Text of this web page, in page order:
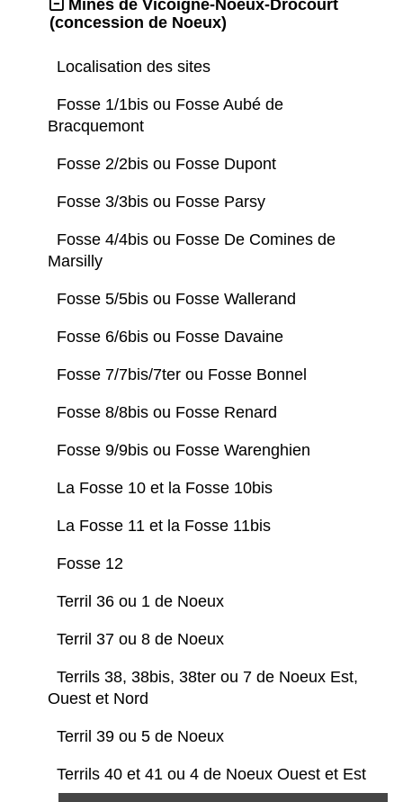
Mines de Vicoigne-Noeux-Drocourt
(concession de Noeux)
Localisation des sites
Fosse 1/1bis ou Fosse Aubé de
Bracquemont
Fosse 2/2bis ou Fosse Dupont
Fosse 3/3bis ou Fosse Parsy
Fosse 4/4bis ou Fosse De Comines de
Marsilly
Fosse 5/5bis ou Fosse Wallerand
Fosse 6/6bis ou Fosse Davaine
Fosse 7/7bis/7ter ou Fosse Bonnel
Fosse 8/8bis ou Fosse Renard
Fosse 9/9bis ou Fosse Warenghien
La Fosse 10 et la Fosse 10bis
La Fosse 11 et la Fosse 11bis
Fosse 12
Terril 36 ou 1 de Noeux
Terril 37 ou 8 de Noeux
Terrils 38, 38bis, 38ter ou 7 de Noeux Est,
Ouest et Nord
Terril 39 ou 5 de Noeux
Terrils 40 et 41 ou 4 de Noeux Ouest et Est